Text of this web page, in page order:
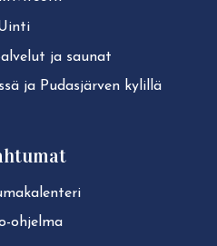
ja saunat
ja Pudasjärven kylillä
ohjelma